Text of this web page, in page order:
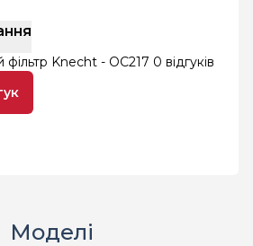
Knecht - OC217 0 відгуків
Моделі